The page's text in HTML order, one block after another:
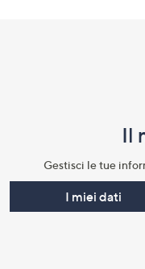
Il
Gestisci le tue
I miei dati